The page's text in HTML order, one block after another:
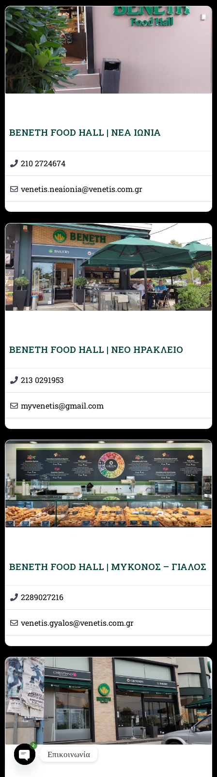
BENETH FOOD HALL | ΝΕΑ ΙΩΝΙΑ
210 2724674
venetis.neaionia@venetis.com.gr
BENETH FOOD HALL | ΝEΟ ΗΡΑΚΛΕΙΟ
213 0291953
myvenetis@gmail.com
BENETH FOOD HALL | ΜΥΚΟΝΟΣ – ΓΙΑΛΟΣ
2289027216
venetis.gyalos@venetis.com.gr
Επικοινωνία
2